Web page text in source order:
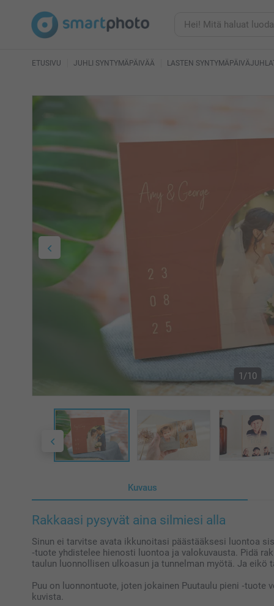
ETUSIVU JUHLI SYNTYMÄPÄIVÄÄ LASTEN
1/10
Kuvaus
Rakkaasi pysyvät aina silmiesi alla
Sinun ei tarvitse avata ikkunoitasi päästääksesi luontoa
‑tuote yhdistelee hienosti luontoa ja valokuvausta. Pidä
taulun luonnollisen ulkoasun ja tunnelman myötä. Ja eikö
Puu on luonnontuote, joten jokainen Puutaulu pieni
kuvista.